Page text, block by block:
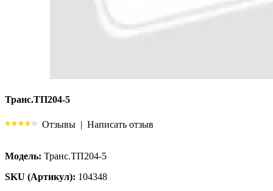
Транс.ТП204-5
Отзывы | Написать отзыв
Модель: Транс.ТП204-5
SKU (Артикул): 104348